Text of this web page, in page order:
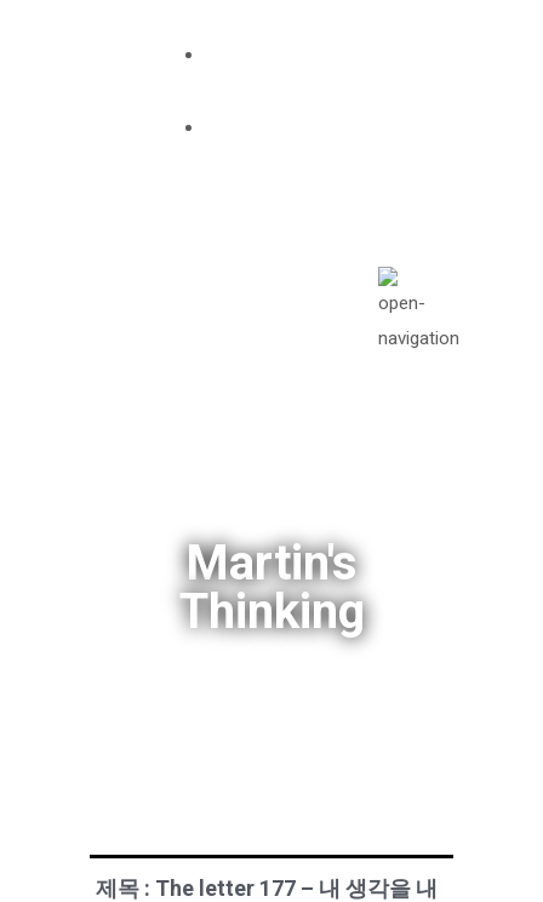
Martin's
Thinking
제목 : The letter 177 – 내 생각을 내